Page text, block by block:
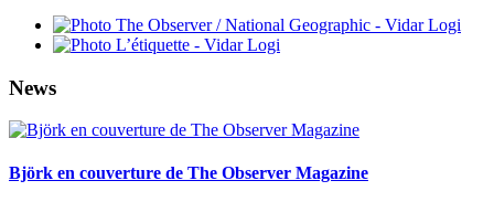
News
Björk en couverture de The Observer Magazine